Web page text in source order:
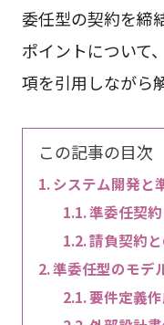
委任型の契約を締
ポイントについて
項を引用しながら
この記事の目次
システム開発と
準委任契
請負契約
準委任型のモデ
要件定義